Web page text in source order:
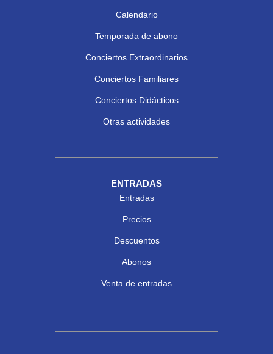
Calendario
Temporada de abono
Conciertos Extraordinarios
Conciertos Familiares
Conciertos Didácticos
Otras actividades
ENTRADAS
Entradas
Precios
Descuentos
Abonos
Venta de entradas